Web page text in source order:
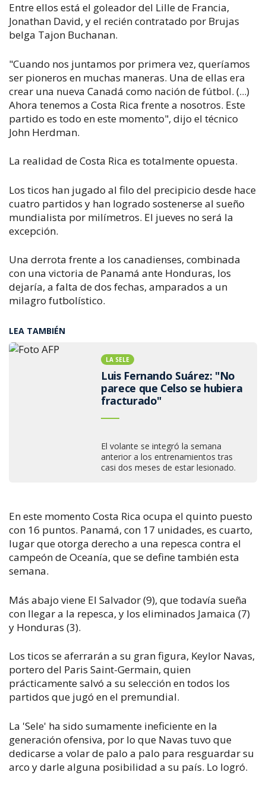
Entre ellos está el goleador del Lille de Francia,
Jonathan David, y el recién contratado por Brujas
belga Tajon Buchanan.
"Cuando nos juntamos por primera vez, queríamos
ser pioneros en muchas maneras. Una de ellas era
crear una nueva Canadá como nación de fútbol. (...)
Ahora tenemos a Costa Rica frente a nosotros. Este
partido es todo en este momento", dijo el técnico
John Herdman.
La realidad de Costa Rica es totalmente opuesta.
Los ticos han jugado al filo del precipicio desde hace
cuatro partidos y han logrado sostenerse al sueño
mundialista por milímetros. El jueves no será la
excepción.
Una derrota frente a los canadienses, combinada
con una victoria de Panamá ante Honduras, los
dejaría, a falta de dos fechas, amparados a un
milagro futbolístico.
LEA TAMBIÉN
LA SELE
Luis Fernando Suárez: "No
parece que Celso se hubiera
fracturado"
El volante se integró la semana
anterior a los entrenamientos tras
casi dos meses de estar lesionado.
En este momento Costa Rica ocupa el quinto puesto
con 16 puntos. Panamá, con 17 unidades, es cuarto,
lugar que otorga derecho a una repesca contra el
campeón de Oceanía, que se define también esta
semana.
Más abajo viene El Salvador (9), que todavía sueña
con llegar a la repesca, y los eliminados Jamaica (7)
y Honduras (3).
Los ticos se aferrarán a su gran figura, Keylor Navas,
portero del Paris Saint-Germain, quien
prácticamente salvó a su selección en todos los
partidos que jugó en el premundial.
La 'Sele' ha sido sumamente ineficiente en la
generación ofensiva, por lo que Navas tuvo que
dedicarse a volar de palo a palo para resguardar su
arco y darle alguna posibilidad a su país. Lo logró.